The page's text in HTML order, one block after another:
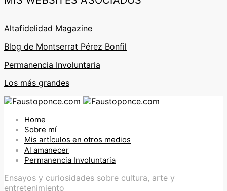
Altafidelidad Magazine
Blog de Montserrat Pérez Bonfil
Permanencia Involuntaria
Los más grandes
Home
Sobre mí
Mis artículos en otros medios
Al amanecer
Permanencia Involuntaria
Ensayos y curiosidades sobre cultura, arte y
entretenimiento